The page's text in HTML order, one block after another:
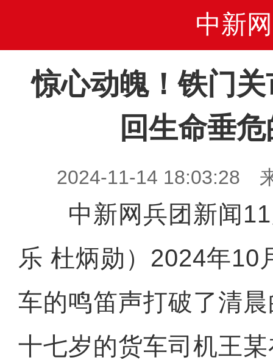
中新网
惊心动魄！铁门
回生命垂
2024-11-14 18:03:28
中新网兵团新闻11
乐 杜炳勋）2024年10
车的鸣笛声打破了清
十七岁的货车司机王